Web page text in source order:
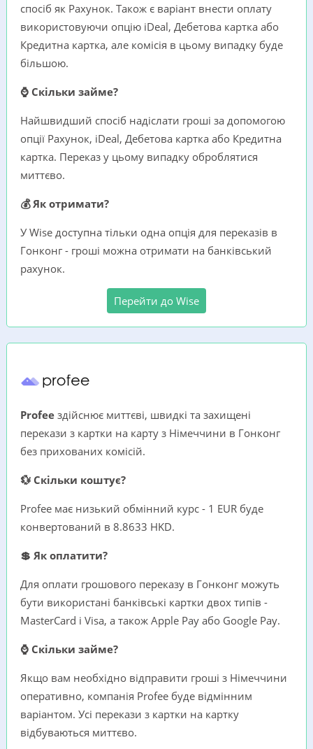
спосіб як Рахунок. Також є варіант внести оплату
використовуючи опцію iDeal, Дебетова картка або
Кредитна картка, але комісія в цьому випадку буде
більшою.
⌚ Скільки займе?
Найшвидший спосіб надіслати гроші за допомогою
опції Рахунок, iDeal, Дебетова картка або Кредитна
картка. Переказ у цьому випадку оброблятися
миттєво.
💰 Як отримати?
У Wise доступна тільки одна опція для переказів в
Гонконг - гроші можна отримати на банківський
рахунок.
Перейти до Wise
Profee здійснює миттєві, швидкі та захищені
перекази з картки на карту з Німеччини в Гонконг
без прихованих комісій.
💱 Скільки коштує?
Profee має низький обмінний курс - 1 EUR буде
конвертований в 8.8633 HKD.
💲 Як оплатити?
Для оплати грошового переказу в Гонконг можуть
бути використані банківські картки двох типів -
MasterCard i Visa, а також Apple Pay або Google Pay.
⌚ Скільки займе?
Якщо вам необхідно відправити гроші з Німеччини
оперативно, компанія Profee буде відмінним
варіантом. Усі перекази з картки на картку
відбуваються миттєво.